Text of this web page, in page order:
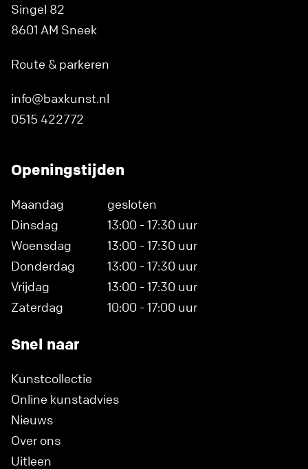
Singel 82
8601 AM Sneek
Route & parkeren
info@baxkunst.nl
0515 422772
Openingstijden
Maandag
gesloten
Dinsdag
13:00 - 17:30 uur
Woensdag
13:00 - 17:30 uur
Donderdag
13:00 - 17:30 uur
Vrijdag
13:00 - 17:30 uur
Zaterdag
10:00 - 17:00 uur
Snel naar
Kunstcollectie
Online kunstadvies
Nieuws
Over ons
Uitleen